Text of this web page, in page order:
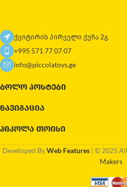
ქვიტირის პირველი ქუჩა 2გ
+995 571 77 07 07
info@piccolatoys.ge
ᲑᲝᲚᲝ ᲞᲝᲡᲢᲔᲑᲘ
ᲜᲐᲕᲘᲒᲐᲪᲘᲐ
ᲞᲘᲙᲝᲚᲐ ᲗᲝᲘᲡᲘ
Developed ByWeb Features | © 2025
Makers